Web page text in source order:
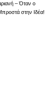
– Όταν ο
στην Ιδέα!